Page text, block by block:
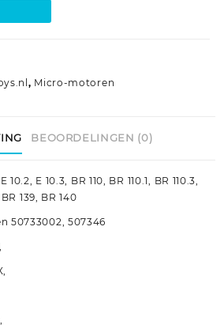
, Micro-motoren
BEOORDELINGEN (0)
E 10.3, BR 110, BR 110.1, BR 110.3,
BR 139, BR 140
50733002, 507346